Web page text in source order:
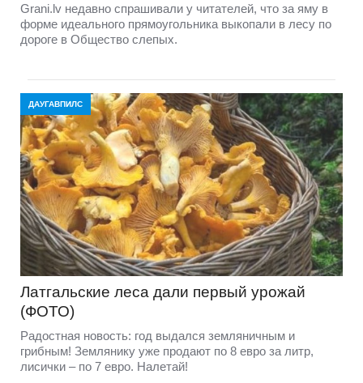
Grani.lv недавно спрашивали у читателей, что за яму в
форме идеального прямоугольника выкопали в лесу по
дороге в Общество слепых.
ДАУГАВПИЛС
Латгальские леса дали первый урожай
(ФОТО)
Радостная новость: год выдался земляничным и
грибным! Землянику уже продают по 8 евро за литр,
лисички – по 7 евро. Налетай!